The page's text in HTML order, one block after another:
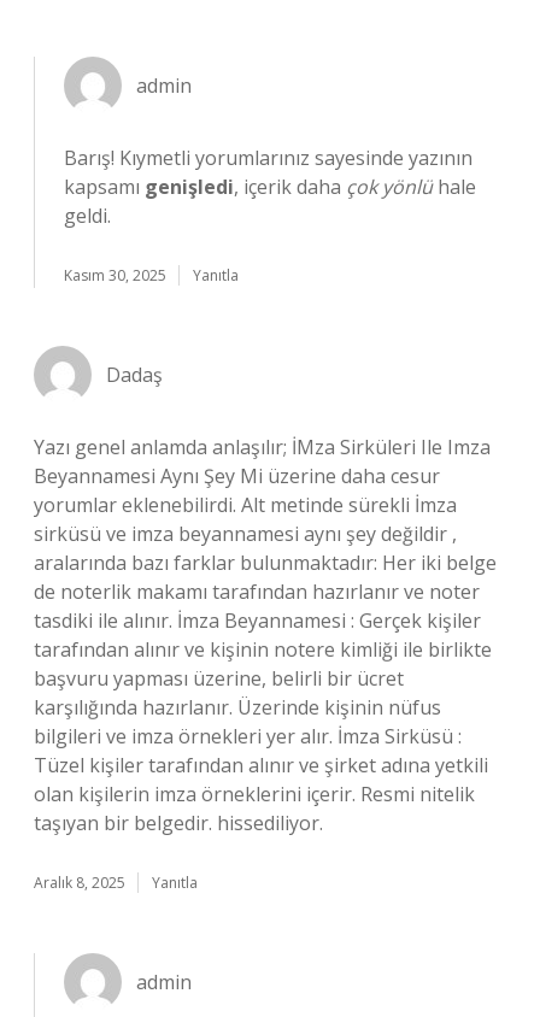
admin
Barış! Kıymetli yorumlarınız sayesinde yazının
kapsamı genişledi, içerik daha çok yönlühale
geldi.
Kasım 30, 2025 Yanıtla
Dadaş
Yazı genel anlamda anlaşılır; İMza Sirküleri Ile Imza
Beyannamesi Aynı Şey Mi üzerine daha cesur
yorumlar eklenebilirdi. Alt metinde sürekli İmza
sirküsü ve imza beyannamesi aynı şey değildir ,
aralarında bazı farklar bulunmaktadır: Her iki belge
de noterlik makamı tarafından hazırlanır ve noter
tasdiki ile alınır. İmza Beyannamesi : Gerçek kişiler
tarafından alınır ve kişinin notere kimliği ile birlikte
başvuru yapması üzerine, belirli bir ücret
karşılığında hazırlanır. Üzerinde kişinin nüfus
bilgileri ve imza örnekleri yer alır. İmza Sirküsü :
Tüzel kişiler tarafından alınır ve şirket adına yetkili
olan kişilerin imza örneklerini içerir. Resmi nitelik
taşıyan bir belgedir. hissediliyor.
Aralık 8, 2025 Yanıtla
admin